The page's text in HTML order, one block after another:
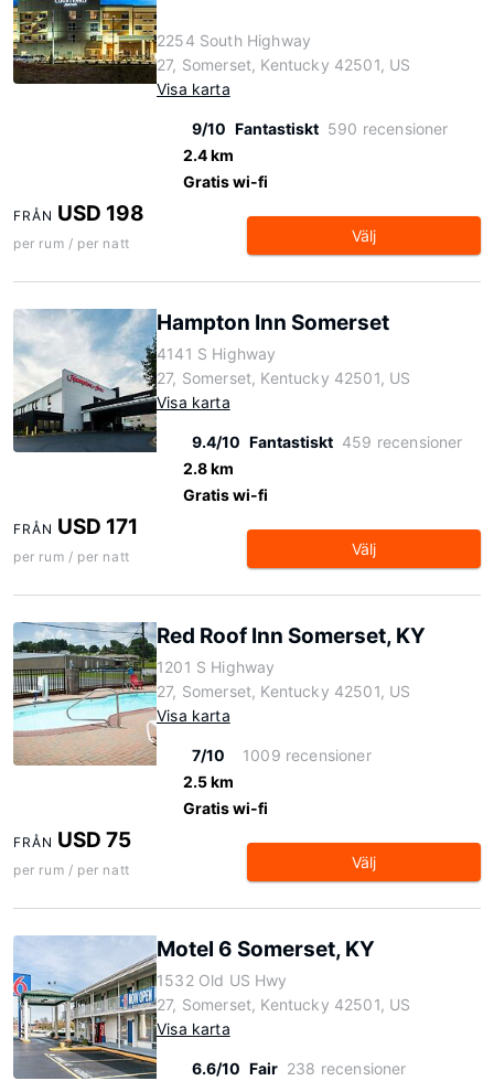
2254 South Highway
27, Somerset, Kentucky 42501, US
Visa karta
9/10 Fantastiskt 590 recensioner
2.4 km
Gratis wi-fi
FRÅN USD 198
per rum / per natt Välj
Hampton Inn Somerset
4141 S Highway
27, Somerset, Kentucky 42501, US
Visa karta
9.4/10 Fantastiskt 459 recensioner
2.8 km
Gratis wi-fi
FRÅN USD 171
per rum / per natt Välj
Red Roof Inn Somerset, KY
1201 S Highway
27, Somerset, Kentucky 42501, US
Visa karta
7/10
1009 recensioner
2.5 km
Gratis wi-fi
FRÅN USD 75
per rum / per natt Välj
Motel 6 Somerset, KY
1532 Old US Hwy
27, Somerset, Kentucky 42501, US
Visa karta
6.6/10 Fair 238 recensioner